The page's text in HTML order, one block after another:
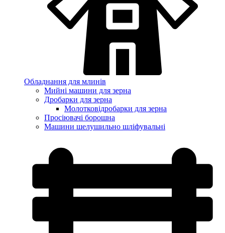
Обладнання для млинів
Мийні машини для зерна
Дробарки для зерна
Молотковідробарки для зерна
Просіювачі борошна
Машини шелушильно шліфувальні